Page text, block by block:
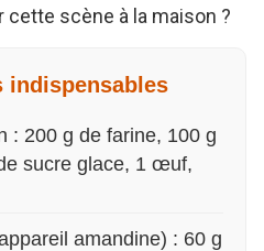
cette scène à la maison ?
indispensables
: 200 g de farine, 100 g
sucre glace, 1 œuf,
amandine) : 60 g